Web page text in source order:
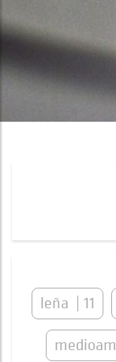
leña 11